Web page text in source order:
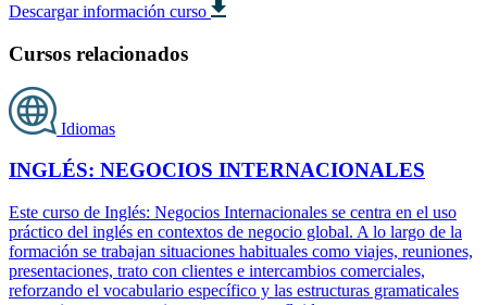
Descargar información curso
Cursos relacionados
Idiomas
INGLÉS: NEGOCIOS INTERNACIONALES
Este curso de Inglés: Negocios Internacionales se centra en el uso
práctico del inglés en contextos de negocio global. A lo largo de la
formación se trabajan situaciones habituales como viajes, reuniones,
presentaciones, trato con clientes e intercambios comerciales,
reforzando el vocabulario específico y las estructuras gramaticales